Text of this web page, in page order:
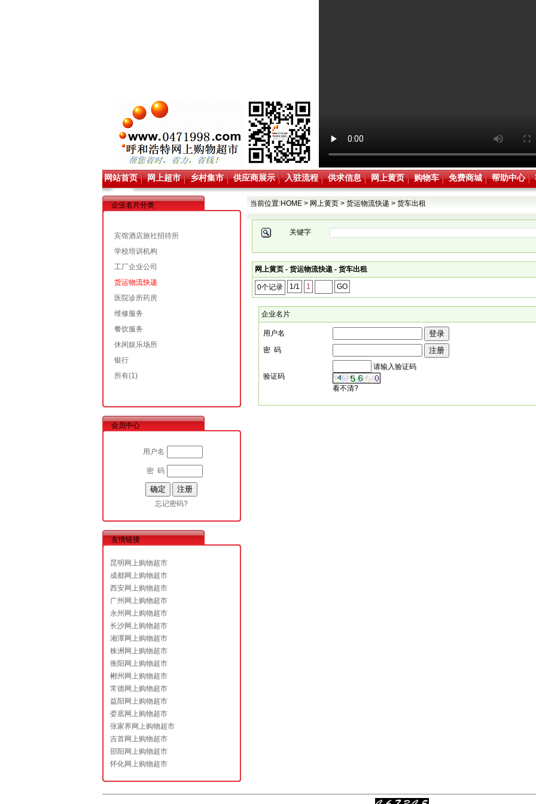
网站首页 网上超市 乡村集市 供应商展示 入驻流程 供求信息 网上黄页 购物车 免费商城 帮助中心
企业名片分类
宾馆酒店旅社招待所
学校培训机构
工厂企业公司
货运物流快递
医院诊所药房
维修服务
餐饮服务
休闲娱乐场所
银行
所有(1)
会员中心
用户名
密 码
忘记密码?
友情链接
昆明网上购物超市
成都网上购物超市
西安网上购物超市
广州网上购物超市
永州网上购物超市
长沙网上购物超市
湘潭网上购物超市
株洲网上购物超市
衡阳网上购物超市
郴州网上购物超市
常德网上购物超市
益阳网上购物超市
娄底网上购物超市
张家界网上购物超市
吉首网上购物超市
邵阳网上购物超市
怀化网上购物超市
当前位置:HOME> 网上黄页> 货运物流快递 > 货车出租
关键字
网上黄页 - 货运物流快递 - 货车出租
0个记录 1/1 1 GO
企业名片
用户名
密 码
验证码
请输入验证码
看不清?